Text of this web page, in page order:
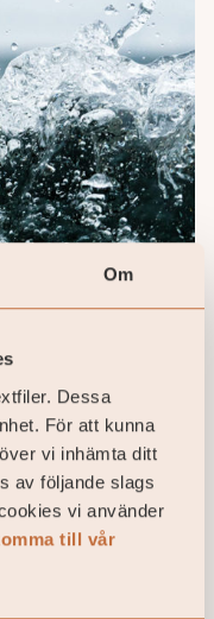
Om
Dessa
För att kunna
vi inhämta ditt
av följande slags
vi använder
till vår
inom IT
fokuserar